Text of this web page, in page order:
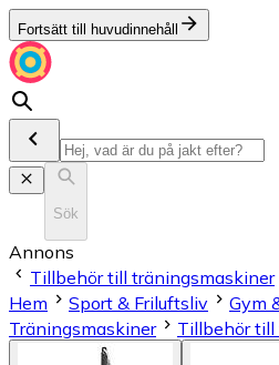
Fortsätt till huvudinnehåll
Sök
Annons
Tillbehör till träningsmaskiner
Hem
Sport & Friluftsliv
Gym
Träningsmaskiner
Tillbehör